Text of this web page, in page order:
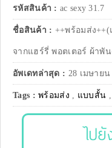
รหัสสินค้า : ac sexy 31.7
ชื่อสินค้า : ++พร้อมส่ง
จากแฮร์รี่ พอตเตอร์ ผ้าพั
อัพเดทล่าสุด : 28 เมษายน
Tags :พร้อมส่ง , แบบสั้น ,
ไป